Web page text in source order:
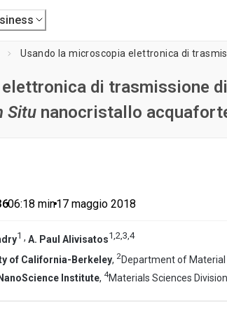
di trasmissione
Situ nanocristallo
•06:18 min•17 maggio 2018
1 , A. Paul Alivisatos1,2,3,4
of California-Berkeley, 2Department of Material
Institute, 4Materials Sciences